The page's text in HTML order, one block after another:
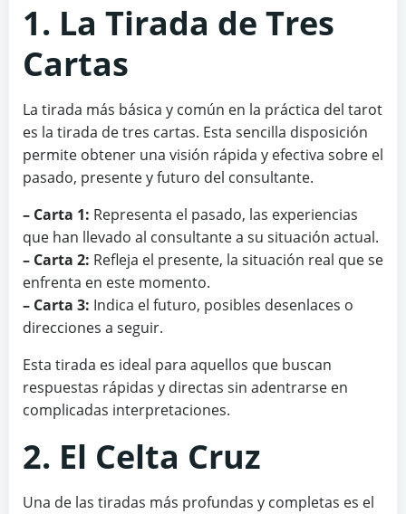
1. La Tirada de Tres
Cartas
La tirada más básica y común en la práctica del tarot
es la tirada de tres cartas. Esta sencilla disposición
permite obtener una visión rápida y efectiva sobre el
pasado, presente y futuro del consultante.
– Carta 1: Representa el pasado, las experiencias
que han llevado al consultante a su situación actual.
– Carta 2: Refleja el presente, la situación real que se
enfrenta en este momento.
– Carta 3: Indica el futuro, posibles desenlaces o
direcciones a seguir.
Esta tirada es ideal para aquellos que buscan
respuestas rápidas y directas sin adentrarse en
complicadas interpretaciones.
2. El Celta Cruz
Una de las tiradas más profundas y completas es el